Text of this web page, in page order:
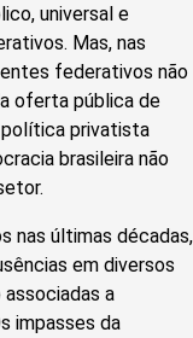
universal e
Mas, nas
federativos não
oferta pública de
política privatista
brasileira não
nas últimas décadas,
em diversos
a
impasses da